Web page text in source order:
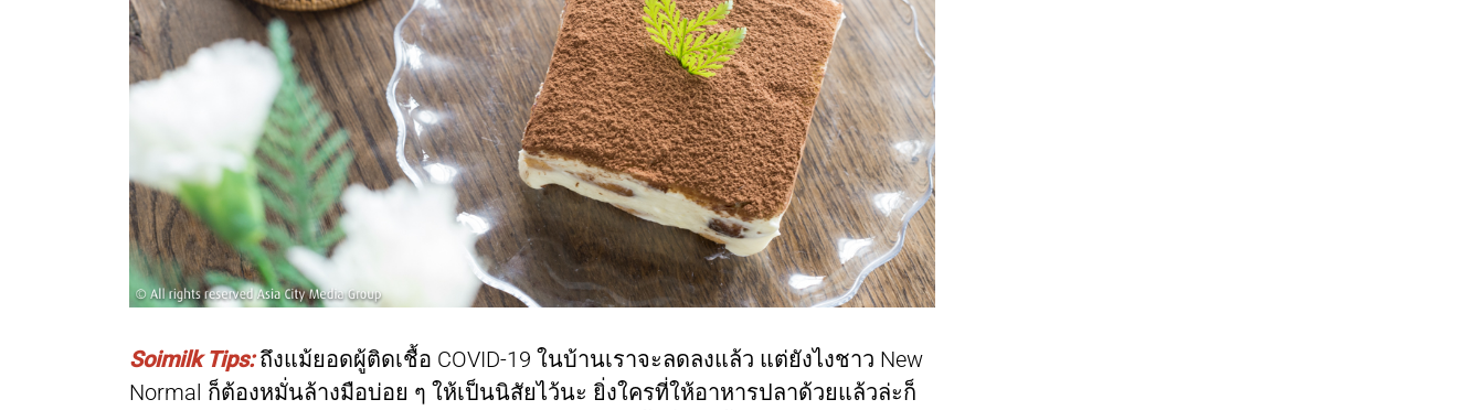
Soimilk Tips:ถึงแม้ยอดผู้ติดเชื้อ COVID-19 ในบ้านเราจะลดลงแล้ว แต่ยังไงชาว New
Normal ก็ต้องหมั่นล้างมือบ่อย ๆ ให้เป็นนิสัยไว้นะ ยิ่งใครที่ให้อาหารปลาด้วยแล้วล่ะก็